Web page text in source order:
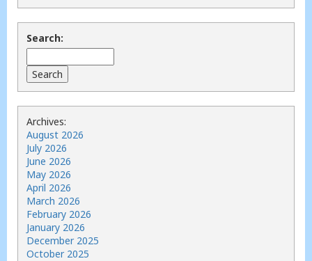
Search:
Archives:
August 2026
July 2026
June 2026
May 2026
April 2026
March 2026
February 2026
January 2026
December 2025
October 2025